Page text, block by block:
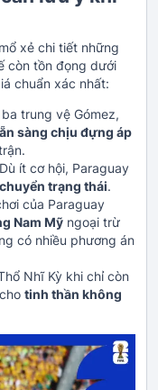
xẻ chi tiết những
còn tồn đọng dưới
chuẩn xác nhất:
ba trung vệ Gómez,
sàng chịu đựng áp
ít cơ hội, Paraguay
trạng thái.
của Paraguay
Nam Mỹ ngoại trừ
có nhiều phương án
Nhĩ Kỳ khi chỉ còn
tinh thần không